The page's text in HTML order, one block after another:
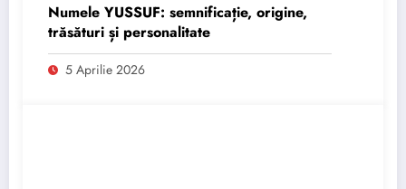
Numele YUSSUF: semnificație, origine,
trăsături și personalitate
5 Aprilie 2026